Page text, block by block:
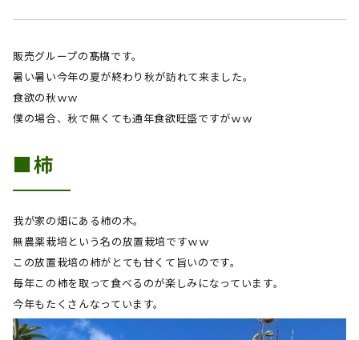
販売グループの髙𣘺です。
暑い暑い今年の夏が終わり秋が訪れて来ました。
食欲の秋ｗｗ
僕の場合、秋で無くても通年食欲旺盛ですがｗｗ
■柿
我が家の畑にある柿の木。
無農薬栽培という名の放置栽培ですｗｗ
この放置栽培の柿がとても甘くて旨いのです。
毎年この柿を取って食べるのが楽しみになっています。
今年もたくさんなっています。